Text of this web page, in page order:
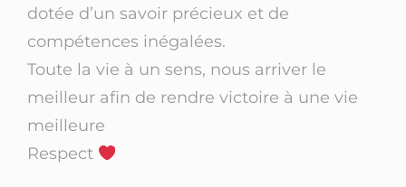
dotée d’un savoir précieux et de
compétences inégalées.
Toute la vie à un sens, nous arriver le
meilleur afin de rendre victoire à une vie
meilleure
Respect